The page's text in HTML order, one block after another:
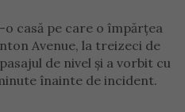
casă pe care o împărțea
Avenue, la treizeci de
de nivel și a vorbit cu
înainte de incident.